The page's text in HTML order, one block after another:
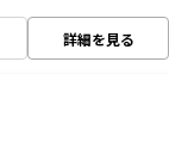
詳細を見る